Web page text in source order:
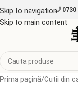
Skip to navigation
Skip to main content
0730
Prima pagină Cutii din